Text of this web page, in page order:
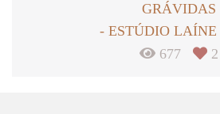
GRÁVIDAS
ESTÚDIO LAÍNE
677
2